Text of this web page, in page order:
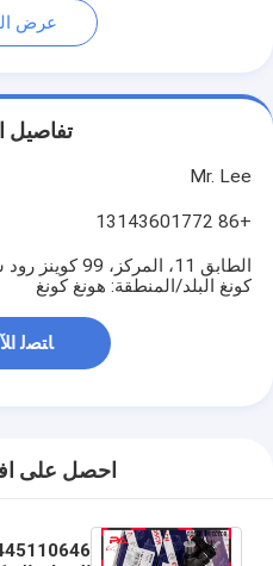
عرض
تفاصيل
Mr. Lee
+86 13143601772
الطابق 11،
كونغ البلد/المنطقة: هونغ كونغ
ﺎﺘﺼﻟ
احصل على